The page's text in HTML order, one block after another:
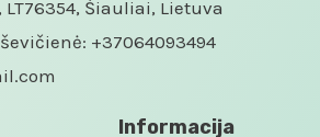
LT76354, Šiauliai, Lietuva
+37064093494
Informacija